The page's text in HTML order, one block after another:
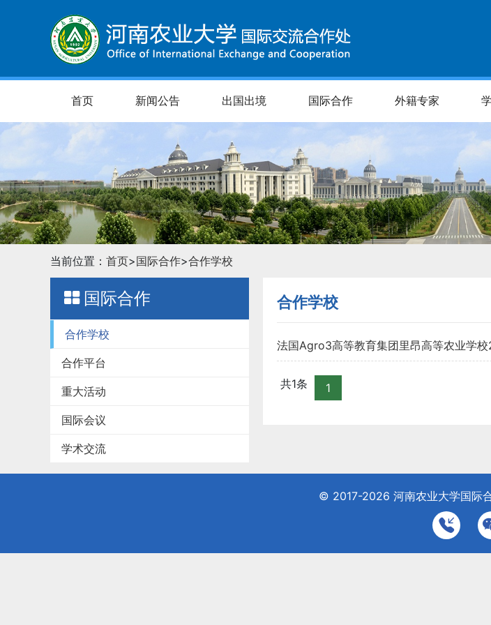
首页 新闻公告 出国出境 国际合作 外籍专家
当前位置： 首页>国际合作>合作学校
国际合作
合作学校
合作平台
重大活动
国际会议
学术交流
合作学校
法国Agro3高等教育集团里昂高等农业学
Online International Summer School -
共1条 1
© 2017-2026 河南农业大学国际